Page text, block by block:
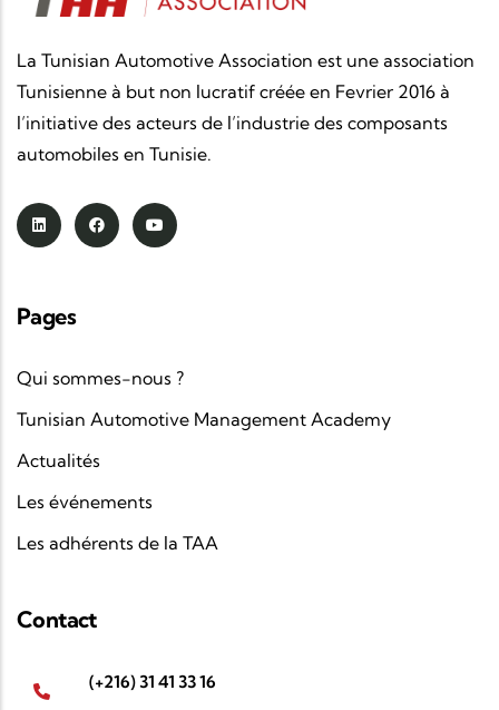
La Tunisian Automotive Association est une association
Tunisienne à but non lucratif créée en Fevrier 2016 à
l’initiative des acteurs de l’industrie des composants
automobiles en Tunisie.
Pages
Qui sommes-nous ?
Tunisian Automotive Management Academy
Actualités
Les événements
Les adhérents de la TAA
Contact
(+216) 31 41 33 16